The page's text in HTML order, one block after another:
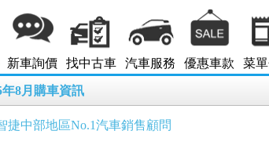
新車詢價 找中古車 汽車服務 優惠車款 菜
年8月購車資訊
捷中部地區No.1汽車銷售顧問